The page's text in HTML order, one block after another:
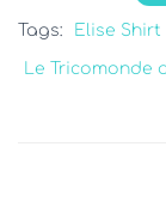
Tags: Elise Shirt
Le Tricomonde